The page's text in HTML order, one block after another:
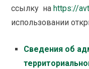
ссылку на https://
использовании
Сведения об